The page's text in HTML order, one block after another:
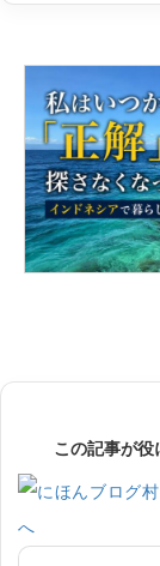
この記事が